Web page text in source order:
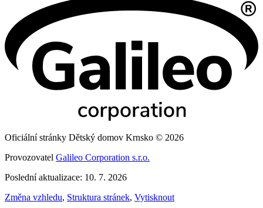
Oficiální stránky Dětský domov Krnsko © 2026
Provozovatel Galileo Corporation s.r.o.
Poslední aktualizace: 10. 7. 2026
Změna vzhledu, Struktura stránek, Vytisknout